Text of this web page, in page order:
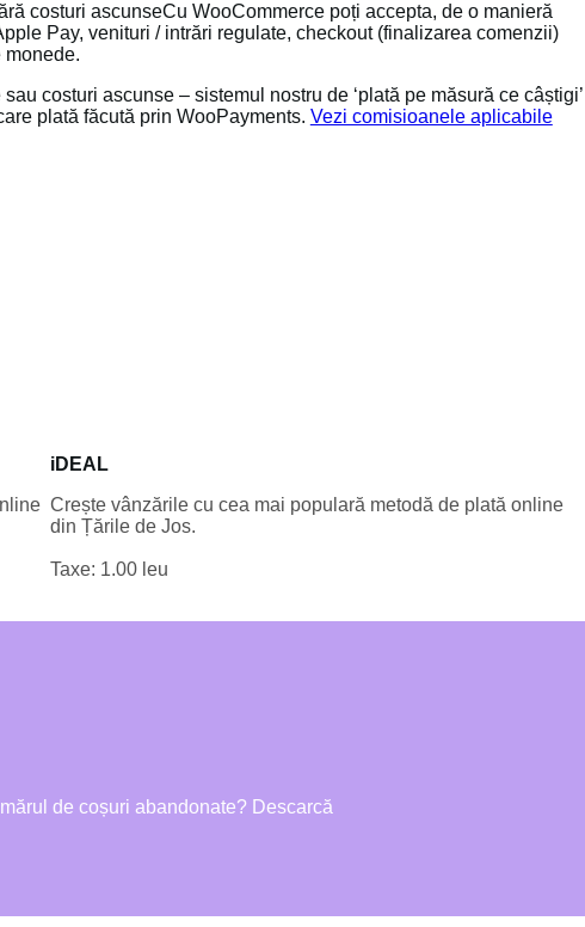
costuri ascunseCu WooCommerce poți accepta, de o manieră
Pay, venituri / intrări regulate, checkout (finalizarea comenzii)
monede.
costuri ascunse – sistemul nostru de ‘plată pe măsură ce câștigi’
plată făcută prin WooPayments. Vezi comisioanele aplicabile
iDEAL
Crește vânzările cu cea mai populară metodă de plată online
din Țările de Jos.
Taxe: 1.00 leu
de coșuri abandonate? Descarcă